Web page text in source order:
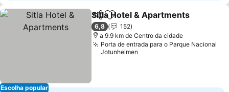
Escolha popular
PartilharAdicionar aos favoritos
Sitla Hotel & Apartments
6,8
152
a 9.9 km de Centro da cidade
Porta de entrada para o Parque Nacional
Jotunheimen